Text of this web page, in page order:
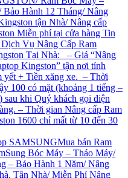
Bảo Hành 12 Tháng/ Nâng
tận Nhà/ Nâng cấp
Miễn phí tại cửa hàng Tin
Vụ Nâng Cấp Ram
Tại Nhà: – Giá “Nâng
Kingston” tận nơi tính
yết + Tiền xăng xe. – Thời
100 có mặt (khoảng 1 tiếng –
sau khi Quý khách gọi điện
– Thời gian Nâng cấp Ram
1600 chỉ mất từ 10 đến 30
SAMSUNGMua bán Ram
Bóc Máy – Tháo Máy/
– Bảo Hành 1 Năm/ Nâng
Tận Nhà/ Miễn Phí Nâng